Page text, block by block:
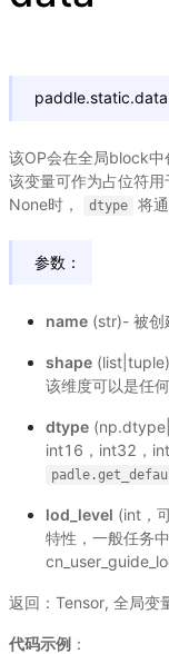
paddle.static.data
该OP会在全局block
该变量可作为占位符
None时，
dtype 将
参数：
name(str)- 被创
shape
该维度可以是任
dtype
int16，int32，
lod_level (int，
特性，一般任务
返回：Tensor, 全局变
代码示例 ：